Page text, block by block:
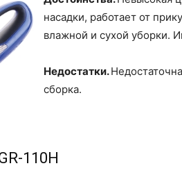
насадки, работает от
влажной и сухой уборки.
Недостатки.
сборка.
110H